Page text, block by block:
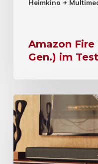
Heimkino +
Amazon Fire
Gen.) im Test